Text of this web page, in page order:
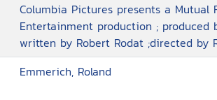
Columbia Pictures presents a Mutual
Entertainment production ; produced
written by Robert Rodat ;directed by
Emmerich, Roland